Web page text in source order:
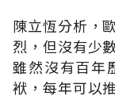
陳立恆分析，
烈，但沒有少
雖然沒有百年
袱，每年可以